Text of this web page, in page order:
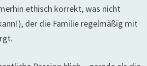
ethisch korrekt, was nicht
der die Familie regelmäßig mit